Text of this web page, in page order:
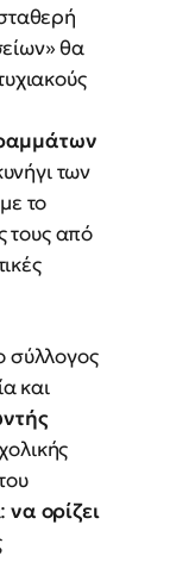
θα
των
το
τους από
σύλλογος
και
να ορίζει